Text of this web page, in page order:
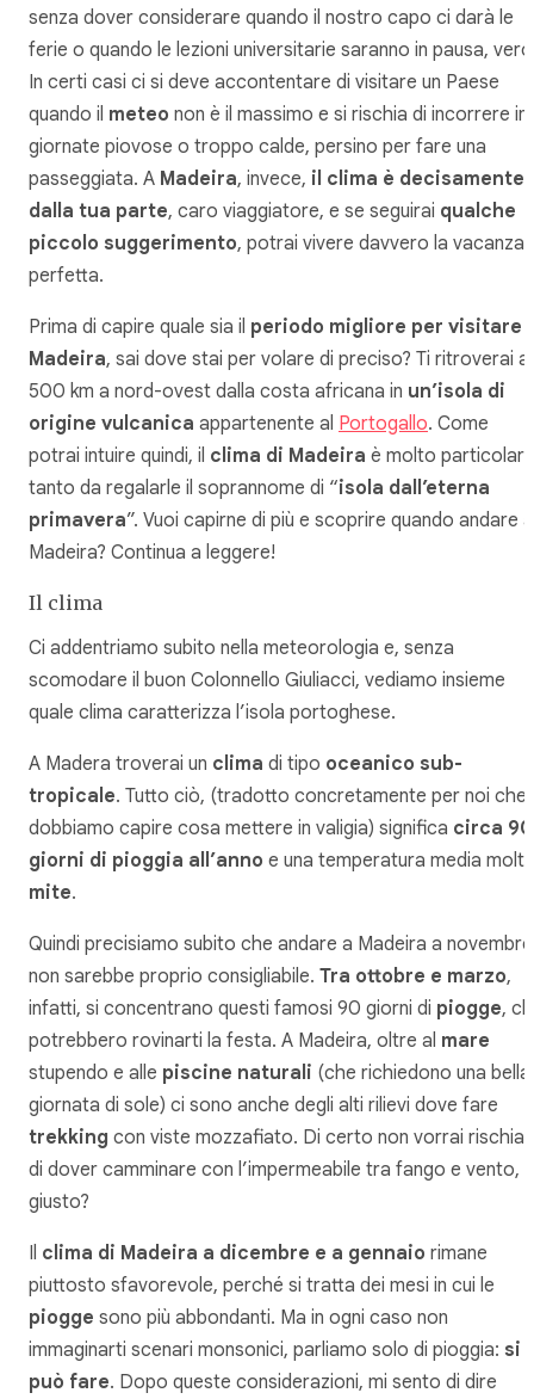
senza dover considerare quando il nostro capo ci darà le
ferie o quando le lezioni universitarie saranno in pausa,
In certi casi ci si deve accontentare di visitare un Paese
quando il meteo non è il massimo e si rischia di incorrere in
giornate piovose o troppo calde, persino per fare una
passeggiata. A Madeira, invece, il clima è decisamente
dalla tua parte, caro viaggiatore, e se seguirai qualche
piccolo suggerimento, potrai vivere davvero la vacanza
perfetta.
Prima di capire quale sia il periodo migliore per visitare
Madeira, sai dove stai per volare di preciso? Ti ritroverai a
500 km a nord-ovest dalla costa africana in un’isola di
origine vulcanica appartenente al Portogallo. Come
potrai intuire quindi, il clima di Madeira è molto
tanto da regalarle il soprannome di “isola dall’eterna
primavera”. Vuoi capirne di più e scoprire quando andare a
Madeira? Continua a leggere!
Il clima
Ci addentriamo subito nella meteorologia e, senza
scomodare il buon Colonnello Giuliacci, vediamo insieme
quale clima caratterizza l’isola portoghese.
A Madera troverai un clima di tipo oceanico sub-
tropicale. Tutto ciò, (tradotto concretamente per noi che
dobbiamo capire cosa mettere in valigia) significa circa 90
giorni di pioggia all’anno e una temperatura media
mite.
Quindi precisiamo subito che andare a Madeira a
non sarebbe proprio consigliabile. Tra ottobre e marzo,
infatti, si concentrano questi famosi 90 giorni di piogge,
potrebbero rovinarti la festa. A Madeira, oltre al mare
stupendo e alle piscine naturali (che richiedono una bella
giornata di sole) ci sono anche degli alti rilievi dove fare
trekking con viste mozzafiato. Di certo non vorrai
di dover camminare con l’impermeabile tra fango e vento,
giusto?
Il clima di Madeira a dicembre e a gennaio rimane
piuttosto sfavorevole, perché si tratta dei mesi in cui le
piogge sono più abbondanti. Ma in ogni caso non
immaginarti scenari monsonici, parliamo solo di pioggia: si
può fare. Dopo queste considerazioni, mi sento di dire